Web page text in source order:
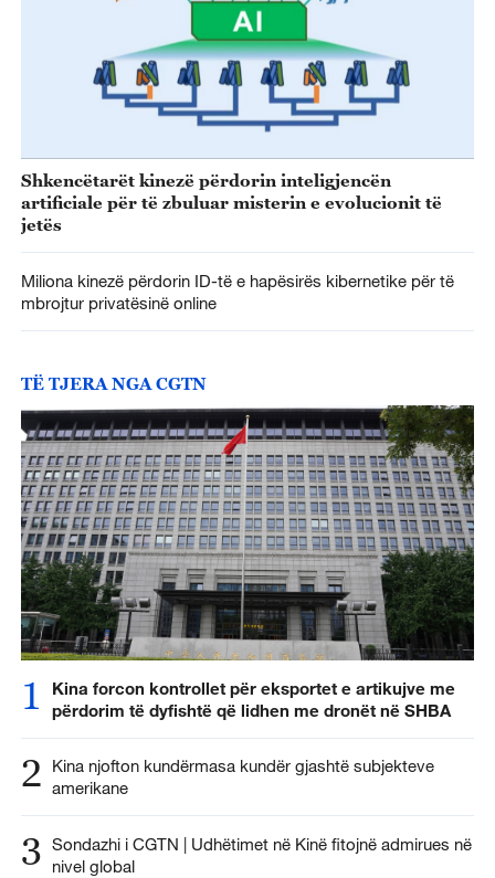
Shkencëtarët kinezë përdorin inteligjencën
artificiale për të zbuluar misterin e evolucionit të
jetës
Miliona kinezë përdorin ID-të e hapësirës kibernetike për të
mbrojtur privatësinë online
TË TJERA NGA CGTN
1
Kina forcon kontrollet për eksportet e artikujve me
përdorim të dyfishtë që lidhen me dronët në SHBA
2
Kina njofton kundërmasa kundër gjashtë subjekteve
amerikane
3 Sondazhi i CGTN | Udhëtimet në Kinë fitojnë admirues në
nivel global